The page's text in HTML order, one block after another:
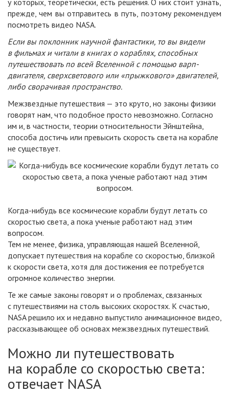
у которых, теоретически, есть решения. О них стоит узнать,
прежде, чем вы отправитесь в путь, поэтому рекомендуем
посмотреть видео NASA.
Если вы поклонник научной фантастики, то вы видели
в фильмах и читали в книгах о кораблях, способных
путешествовать по всей Вселенной с помощью варп-
двигателя, сверхсветового или «прыжкового» двигателей,
либо сворачивая пространство.
Межзвездные путешествия — это круто, но законы физики
говорят нам, что подобное просто невозможно. Согласно
им и, в частности, теории относительности Эйнштейна,
способа достичь или превысить скорость света на корабле
не существует.
Когда-нибудь все космические корабли будут летать со
скоростью света, а пока ученые работают над этим
вопросом.
Тем не менее, физика, управляющая нашей Вселенной,
допускает путешествия на корабле со скоростью, близкой
к скорости света, хотя для достижения ее потребуется
огромное количество энергии.
Те же самые законы говорят и о проблемах, связанных
с путешествиями на столь высоких скоростях. К счастью,
NASA решило их и недавно выпустило анимационное видео,
рассказывающее об основах межзвездных путешествий.
Можно ли путешествовать
на корабле со скоростью света:
отвечает NASA